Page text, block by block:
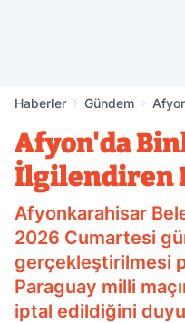
Haberler Gündem
Afyon'da
İlgilendiren
Afyonkarahisar
2026 Cumartesi
gerçekleştirilmesi
Paraguay milli
iptal edildiğini